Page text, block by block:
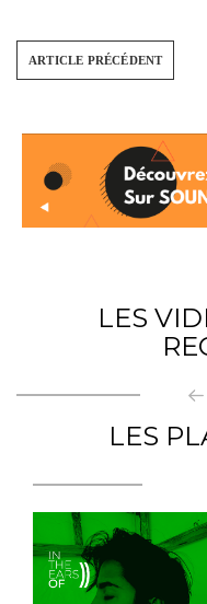
ARTICLE PRÉCÉDENT
LES
LES